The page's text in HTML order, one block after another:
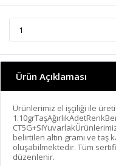
Ürün Açıklaması
Ürünlerimiz el işçiliği ile
belirtilen altın gramı ve taş
oluşabilmektedir. Tüm
düzenlenir.